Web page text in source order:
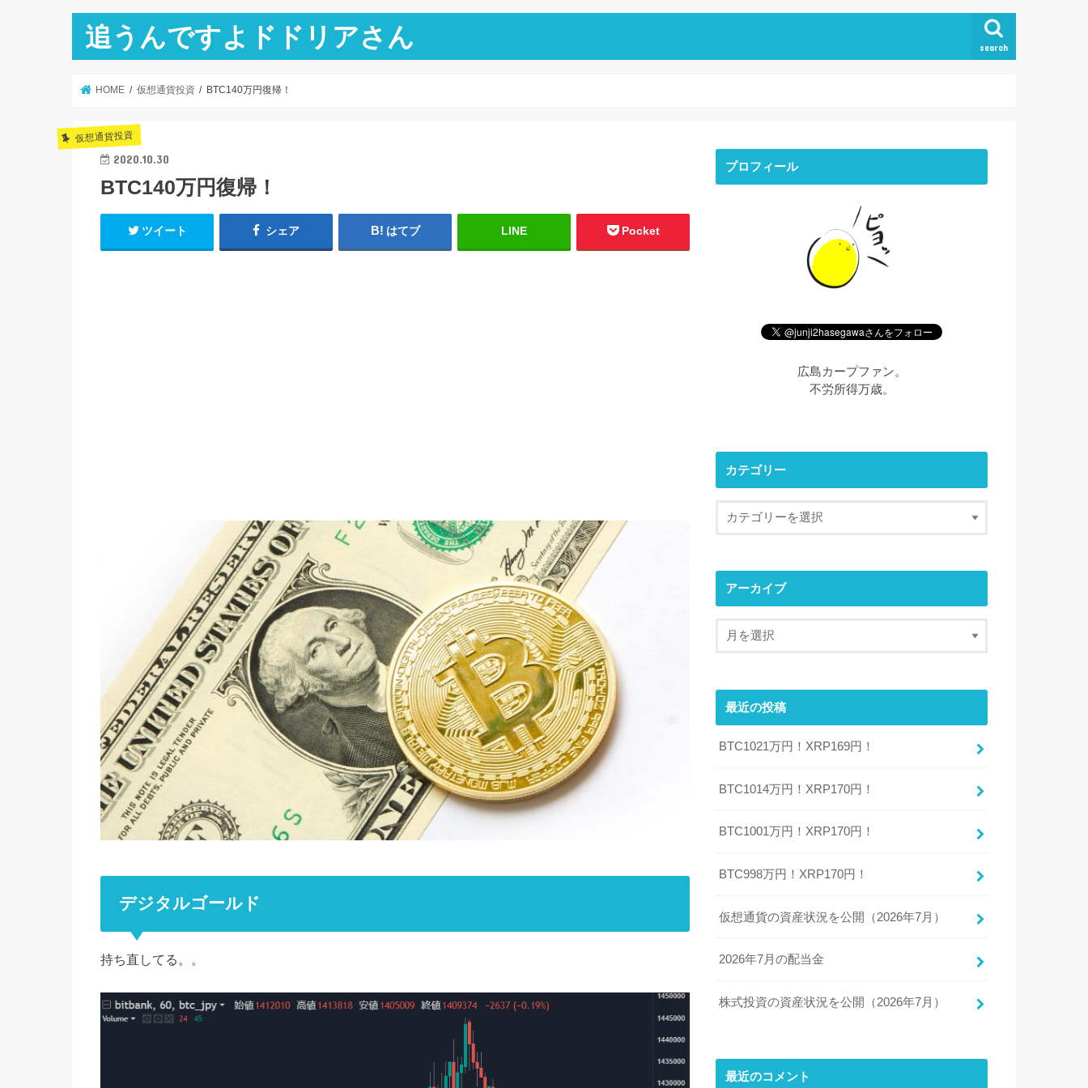
追うんですよドドリアさん search
HOME 仮想通貨投資 BTC140万円復帰！
仮想通貨投資
2020.10.30
BTC140万円復帰！
ツイート シェア はてブ LINE Pocket
デジタルゴールド
持ち直してる。。
プロフィール
広島カープファン。
不労所得万歳。
カテゴリー
アーカイブ
最近の投稿
BTC1021万円！XRP169円！
BTC1014万円！XRP170円！
BTC1001万円！XRP170円！
BTC998万円！XRP170円！
仮想通貨の資産状況を公開（2026年7月）
2026年7月の配当金
株式投資の資産状況を公開（2026年7月）
最近のコメント